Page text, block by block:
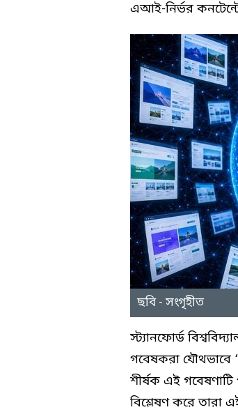
এআই-নির্ভর
ছবি - সংগৃহীত
স্ট্যানফোর্ড
গবেষকরা যৌথভাবে
শীর্ষক এই
বিশ্লেষণ করে তারা